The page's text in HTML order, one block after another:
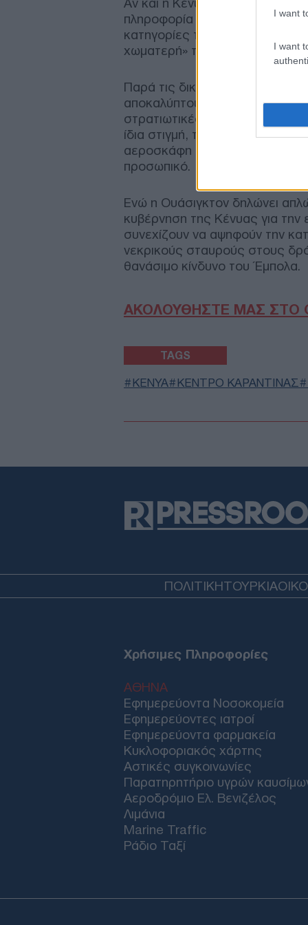
I want
I want
Αν και η Κένυα ισχυρίζεται ότι
πληροφορία αυτή δεν
κατηγορίες των διαδηλωτών
χωματερή» των Αμερικανών.
Παρά τις δικαστικές εντολές
αποκαλύπτουν ότι οι
στρατιωτικές σκηνές να
ίδια στιγμή, τα δεδομένα
αεροσκάφη προσγειώνονται
προσωπικό.
Ενώ η Ουάσιγκτον δηλώνει
κυβέρνηση της Κένυας για την
συνεχίζουν να αψηφούν την
νεκρικούς σταυρούς στους
θανάσιμο κίνδυνο του Έμπολα.
ΑΚΟΛΟΥΘΗΣΤΕ ΜΑΣ ΣΤΟ
TAGS
ΚΕΝΥΑ ΚΕΝΤΡΟ ΚΑΡΑΝΤΙΝΑΣ
ΠΟΛΙΤΙΚΗΤΟΥΡΚΙΑ
Χρήσιμες Πληροφορίες
ΑΘΗΝΑ
Εφημερεύοντα Νοσοκομεία
Εφημερεύοντες ιατροί
Εφημερεύοντα φαρμακεία
Κυκλοφοριακός χάρτης
Αστικές συγκοινωνίες
Παρατηρητήριο υγρών
Αεροδρόμιο Ελ. Βενιζέλος
Λιμάνια
Marine Traffic
Ράδιο Ταξί